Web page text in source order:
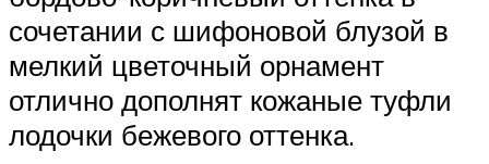
сочетании с шифоновой блузой в
мелкий цветочный орнамент
отлично дополнят кожаные туфли
лодочки бежевого оттенка.